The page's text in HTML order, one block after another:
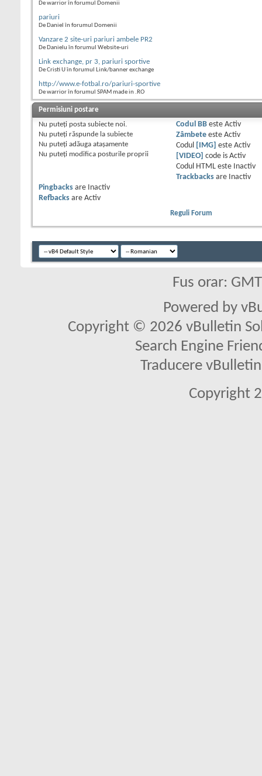
De warrior în forumul Domenii
pariuri
De Daniel în forumul Domenii
Vanzare 2 site-uri pariuri ambele PR2
De Danielu în forumul Website-uri
Link exchange, pr 3, pariuri sportive
De Cristi U în forumul Link/banner exchange
http://www.e-fotbal.ro/pariuri-sportive
De warrior în forumul SPAM made in .RO
Permisiuni postare
Nu puteţi posta subiecte noi.
Nu puteţi răspunde la subiecte
Nu puteţi adăuga ataşamente
Nu puteţi modifica posturile proprii
Codul BBeste Activ
Zâmbeteeste Activ
Codul
[IMG] este Activ
[VIDEO] code is Activ
Codul HTML este
Inactiv
Trackbacksare
Inactiv
Pingbacks are
Inactiv
Refbacks are Activ
Reguli Forum
Fus orar:
Powered by
Copyright © 2026 vBulletin
Search Engine
Traducere
Copyright